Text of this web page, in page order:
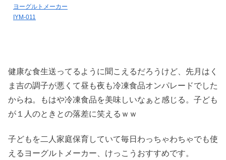
ヨーグルトメーカー
IYM-011
健康な食生送ってるように聞こえるだろうけど、先月はく
ま吉の調子が悪くて昼も夜も冷凍食品オンパレードでした
からね。もはや冷凍食品を美味しいなぁと感じる。子ども
が１人のときとの落差に笑えるｗｗ
子どもを二人家庭保育していて毎日わっちゃわちゃでも使
えるヨーグルトメーカー、けっこうおすすめです。